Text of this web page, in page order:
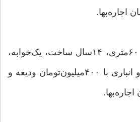
شمال تهران یک‌واحد ۶۰‌متری، ۱۴‌سال ساخت، یک‌خوابه،
با پارکینگ، آسانسور و انباری با ۴۰۰‌میلیون‌تومان ودیعه و